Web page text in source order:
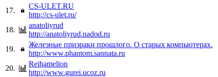
17.
CS-ULET.RU
http://cs-ulet.ru/
18.
anatoliyrud
http://anatoliyrud.nadod.ru
19.
Железные призраки прошлого. О старых компьютерах.
http://www.phantom.sannata.ru
20.
Reihamelion
http://www.gurei.ucoz.ru